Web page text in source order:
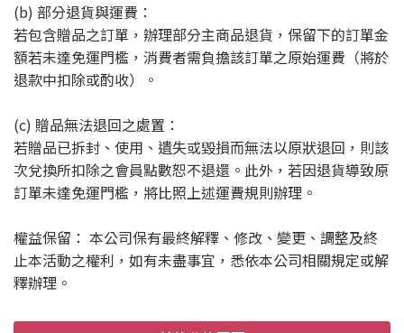
(b) 部分退貨與運費：
若包含贈品之訂單，辦理部分主商品退貨，保留下的訂單金
額若未達免運門檻，消費者需負擔該訂單之原始運費（將於
退款中扣除或酌收）。
(c) 贈品無法退回之處置：
若贈品已拆封、使用、遺失或毀損而無法以原狀退回，則該
次兌換所扣除之會員點數恕不退還。此外，若因退貨導致原
訂單未達免運門檻，將比照上述運費規則辦理。
權益保留： 本公司保有最終解釋、修改、變更、調整及終
止本活動之權利，如有未盡事宜，悉依本公司相關規定或解
釋辦理。